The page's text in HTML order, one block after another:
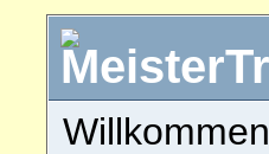
Willkommen